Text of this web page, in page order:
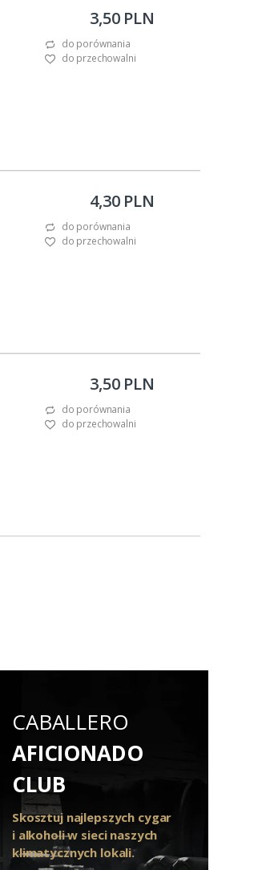
3,50 PLN
do porównania
do przechowalni
4,30 PLN
do porównania
do przechowalni
3,50 PLN
do porównania
do przechowalni
CABALLERO
AFICIONADO
CLUB
Skosztuj najlepszych cygar
i alkoholi w sieci naszych
klimatycznych lokali.